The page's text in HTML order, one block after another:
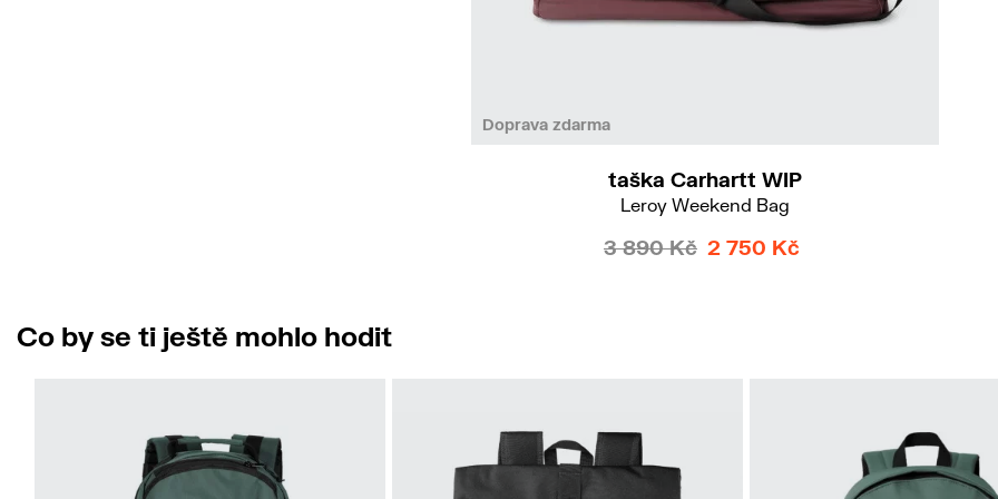
Doprava zdarma
taška Carhartt WIP
Leroy Weekend Bag
3 890 Kč 2 750 Kč
Co by se ti ještě mohlo hodit